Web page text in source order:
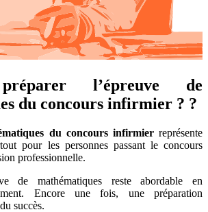
l’épreuve de
du concours infirmier ? ?
du concours infirmierreprésente
pour les personnes passant le concours
professionnelle.
de mathématiques reste abordable en
Encore une fois, une préparation
succès.